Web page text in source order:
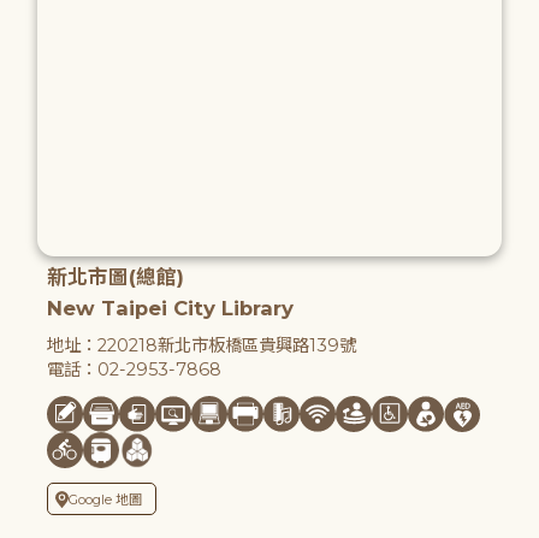
新北市圖(總館)
New Taipei City Library
地址：220218新北市板橋區貴興路139號
電話：02-2953-7868
Google 地圖